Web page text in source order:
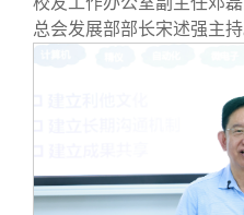
西南联大校
义工计划
新媒体平
青春风采
校友文苑
校友讲坛
信息化服
三创大赛
实用信息
总会简介
会长致辞
总会章程
关闭
总会发展部部长宋述强主持